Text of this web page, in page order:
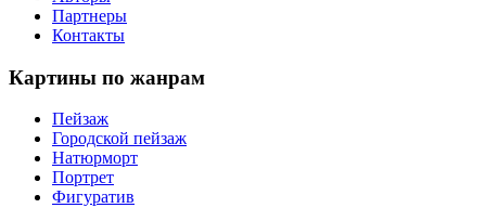
Партнеры
Контакты
Картины по жанрам
Пейзаж
Городской пейзаж
Натюрморт
Портрет
Фигуратив